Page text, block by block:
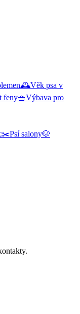
🕰️Věk psa v
feny🧺Výbava pro
✂️Psí salony🐶